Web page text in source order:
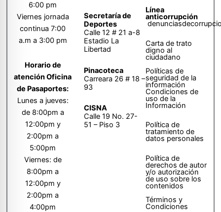
6:00 pm
Viernes jornada
continua 7:00
a.m a 3:00 pm
Horario de
atención Oficina
de Pasaportes:
Lunes a jueves:
de 8:00pm a
12:00pm y
2:00pm a
5:00pm
Viernes: de
8:00pm a
12:00pm y
2:00pm a
4:00pm
Secretaría de
Deportes
Calle 12 # 21 a-8
Estadio La
Libertad
Pinacoteca
Carreara 26 # 18 –
93
CISNA
Calle 19 No. 27-
51 – Piso 3
Línea
anticorrupción
Carta de trato
digno al
ciudadano
Políticas de
seguridad de la
información
Condiciones de
uso de la
Información
Política de
tratamiento de
datos personales
Política de
derechos de autor
y/o autorización
de uso sobre los
contenidos
Términos y
Condiciones